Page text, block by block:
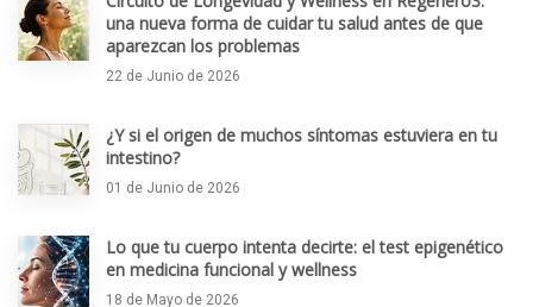
una nueva forma de cuidar tu salud antes de que
aparezcan los problemas
22 de Junio de 2026
¿Y si el origen de muchos síntomas estuviera en tu
intestino?
01 de Junio de 2026
Lo que tu cuerpo intenta decirte: el test epigenético
en medicina funcional y wellness
18 de Mayo de 2026